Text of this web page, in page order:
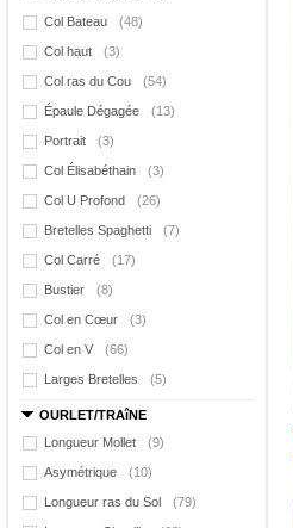
Col Bateau (48)
Col haut (3)
Col ras du Cou (54)
Épaule Dégagée (13)
Portrait (3)
Col Élisabéthain (3)
Col U Profond (26)
Bretelles Spaghetti (7)
Col Carré (17)
Bustier (8)
Col en Cœur (3)
Col en V (66)
Larges Bretelles (5)
OURLET/TRAîNE
Longueur Mollet
(9)
Asymétrique (10)
Longueur ras du Sol (79)